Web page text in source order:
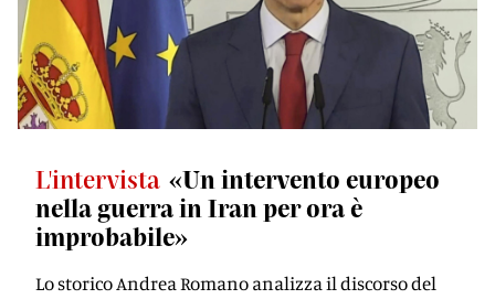
L'intervista «Un intervento europeo
nella guerra in Iran per ora è
improbabile»
Lo storico Andrea Romano analizza il discorso del